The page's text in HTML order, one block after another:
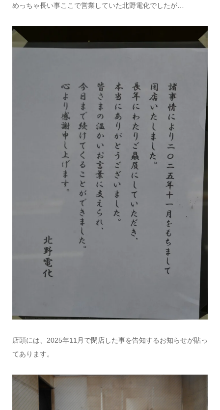
めっちゃ長い事ここで営業していた北野電化でしたが…
店頭には、2025年11月で閉店した事を告知するお知らせが貼っ
てあります。